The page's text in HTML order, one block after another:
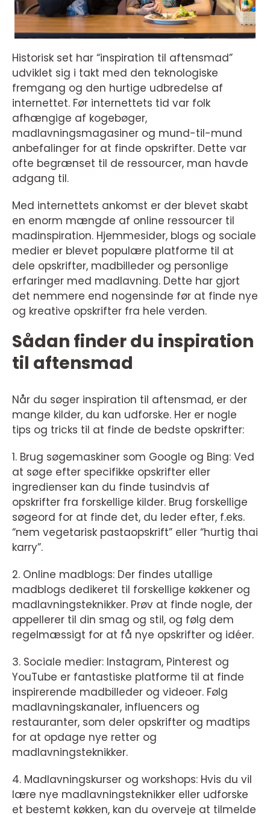
Historisk set har “inspiration til aftensmad”
udviklet sig i takt med den teknologiske
fremgang og den hurtige udbredelse af
internettet. Før internettets tid var folk
afhængige af kogebøger,
madlavningsmagasiner og mund-til-mund
anbefalinger for at finde opskrifter. Dette var
ofte begrænset til de ressourcer, man havde
adgang til.
Med internettets ankomst er der blevet skabt
en enorm mængde af online ressourcer til
madinspiration. Hjemmesider, blogs og sociale
medier er blevet populære platforme til at
dele opskrifter, madbilleder og personlige
erfaringer med madlavning. Dette har gjort
det nemmere end nogensinde før at finde nye
og kreative opskrifter fra hele verden.
Sådan finder du inspiration
til aftensmad
Når du søger inspiration til aftensmad, er der
mange kilder, du kan udforske. Her er nogle
tips og tricks til at finde de bedste opskrifter:
1. Brug søgemaskiner som Google og Bing: Ved
at søge efter specifikke opskrifter eller
ingredienser kan du finde tusindvis af
opskrifter fra forskellige kilder. Brug forskellige
søgeord for at finde det, du leder efter, f.eks.
“nem vegetarisk pastaopskrift” eller “hurtig thai
karry”.
2. Online madblogs: Der findes utallige
madblogs dedikeret til forskellige køkkener og
madlavningsteknikker. Prøv at finde nogle, der
appellerer til din smag og stil, og følg dem
regelmæssigt for at få nye opskrifter og idéer.
3. Sociale medier: Instagram, Pinterest og
YouTube er fantastiske platforme til at finde
inspirerende madbilleder og videoer. Følg
madlavningskanaler, influencers og
restauranter, som deler opskrifter og madtips
for at opdage nye retter og
madlavningsteknikker.
4. Madlavningskurser og workshops: Hvis du vil
lære nye madlavningsteknikker eller udforske
et bestemt køkken, kan du overveje at tilmelde